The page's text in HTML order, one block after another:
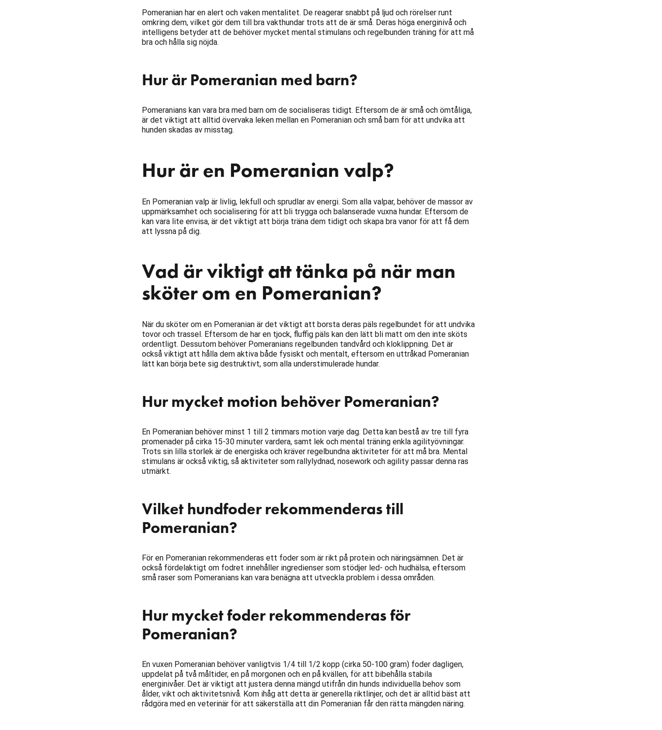
Pomeranian har en alert och vaken mentalitet. De reagerar snabbt på ljud och rörelser runt
omkring dem, vilket gör dem till bra vakthundar trots att de är små. Deras höga energinivå och
intelligens betyder att de behöver mycket mental stimulans och regelbunden träning för att må
bra och hålla sig nöjda.
Hur är Pomeranian med barn?
Pomeranians kan vara bra med barn om de socialiseras tidigt. Eftersom de är små och ömtåliga,
är det viktigt att alltid övervaka leken mellan en Pomeranian och små barn för att undvika att
hunden skadas av misstag.
Hur är en Pomeranian valp?
En Pomeranian valp är livlig, lekfull och sprudlar av energi. Som alla valpar, behöver de massor av
uppmärksamhet och socialisering för att bli trygga och balanserade vuxna hundar. Eftersom de
kan vara lite envisa, är det viktigt att börja träna dem tidigt och skapa bra vanor för att få dem
att lyssna på dig.
Vad är viktigt att tänka på när man
sköter om en Pomeranian?
När du sköter om en Pomeranian är det viktigt att borsta deras päls regelbundet för att undvika
tovor och trassel. Eftersom de har en tjock, fluffig päls kan den lätt bli matt om den inte sköts
ordentligt. Dessutom behöver Pomeranians regelbunden tandvård och kloklippning. Det är
också viktigt att hålla dem aktiva både fysiskt och mentalt, eftersom en uttråkad Pomeranian
lätt kan börja bete sig destruktivt, som alla understimulerade hundar.
Hur mycket motion behöver Pomeranian?
En Pomeranian behöver minst 1 till 2 timmars motion varje dag. Detta kan bestå av tre till fyra
promenader på cirka 15-30 minuter vardera, samt lek och mental träning enkla agilityövningar.
Trots sin lilla storlek är de energiska och kräver regelbundna aktiviteter för att må bra. Mental
stimulans är också viktig, så aktiviteter som rallylydnad, nosework och agility passar denna ras
utmärkt.
Vilket hundfoder rekommenderas till
Pomeranian?
För en Pomeranian rekommenderas ett foder som är rikt på protein och näringsämnen. Det är
också fördelaktigt om fodret innehåller ingredienser som stödjer led- och hudhälsa, eftersom
små raser som Pomeranians kan vara benägna att utveckla problem i dessa områden.
Hur mycket foder rekommenderas för
Pomeranian?
En vuxen Pomeranian behöver vanligtvis 1/4 till 1/2 kopp (cirka 50-100 gram) foder dagligen,
uppdelat på två måltider, en på morgonen och en på kvällen, för att bibehålla stabila
energinivåer. Det är viktigt att justera denna mängd utifrån din hunds individuella behov som
ålder, vikt och aktivitetsnivå. Kom ihåg att detta är generella riktlinjer, och det är alltid bäst att
rådgöra med en veterinär för att säkerställa att din Pomeranian får den rätta mängden näring.